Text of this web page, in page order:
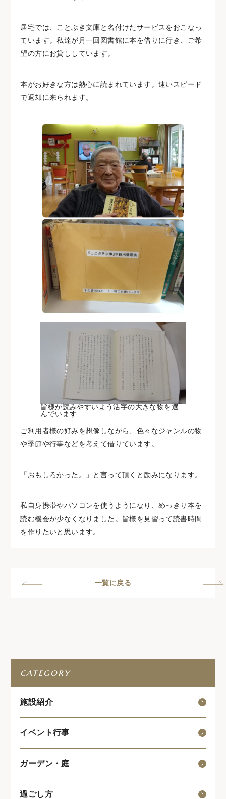
居宅では、ことぶき文庫と名付けたサービスをおこなっ
ています。私達が月一回図書館に本を借りに行き、ご希
望の方にお貸ししています。
本がお好きな方は熱心に読まれています。速いスピード
で返却に来られます。
皆様が読みやすいよう活字の大きな物を選
んでいます
ご利用者様の好みを想像しながら、色々なジャンルの物
や季節や行事などを考えて借りています。
「おもしろかった。」と言って頂くと励みになります。
私自身携帯やパソコンを使うようになり、めっきり本を
読む機会が少なくなりました。皆様を見習って読書時間
を作りたいと思います。
一覧に戻る
category
施設紹介
イベント行事
ガーデン・庭
過ごし方